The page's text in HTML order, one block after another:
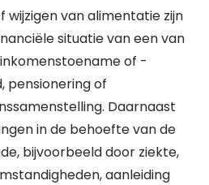
van alimentatie zijn
situatie van een van
of -
pensionering of
Daarnaast
in de behoefte van de
bijvoorbeeld door ziekte,
aanleiding